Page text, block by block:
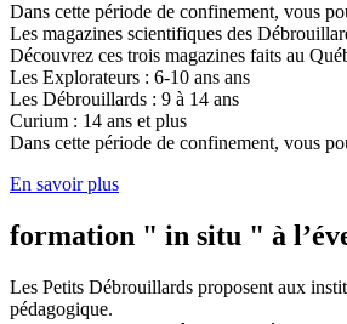
Dans cette période de confinement, vous
Les magazines scientifiques des
Découvrez ces trois magazines faits au
Les Explorateurs : 6-10 ans ans
Les Débrouillards : 9 à 14 ans
Curium : 14 ans et plus
Dans cette période de confinement, vous
En savoir plus
formation " in situ " à
Les Petits Débrouillards proposent aux
pédagogique.